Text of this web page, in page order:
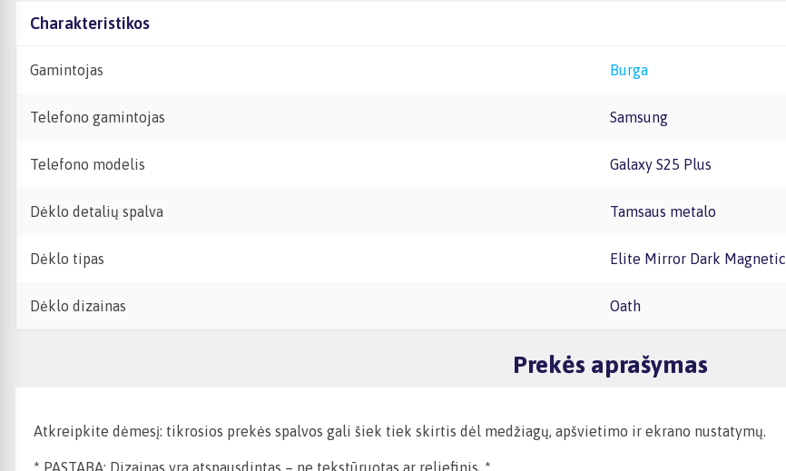
Charakteristikos
Gamintojas Burga
Telefono gamintojas Samsung
Telefono modelis Galaxy S25 Plus
Dėklo detalių spalva Tamsaus metalo
Dėklo tipas Elite Mirror Dark Magnetic
Dėklo dizainas Oath
Prekės aprašymas
Atkreipkite dėmesį: tikrosios prekės spalvos gali šiek tiek skirtis dėl medžiagų, apšvietimo ir ekrano nustatymų.